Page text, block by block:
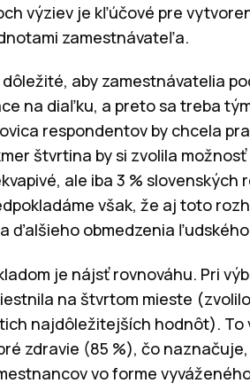
výziev je kľúčové pre
zamestnávateľa.
dôležité, aby zamestnávatelia
na diaľku, a preto sa treba
respondentov by chcela
štvrtina by si zvolila
ale iba 3 %
však, že aj toto
ďalšieho obmedzenia
je nájsť rovnováhu. Pri
na štvrtom mieste
najdôležitejších hodnôt). To
zdravie (85 %), čo
vo forme